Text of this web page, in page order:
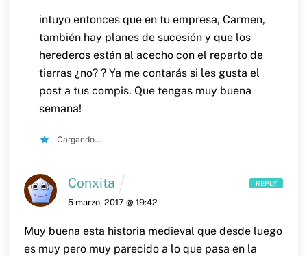
intuyo entonces que en tu empresa, Carmen,
también hay planes de sucesión y que los
herederos están al acecho con el reparto de
tierras ¿no? ? Ya me contarás si les gusta el
post a tus compis. Que tengas muy buena
semana!
Cargando...
Conxita
5 marzo, 2017 @ 19:42
Muy buena esta historia medieval que desde luego
es muy pero muy parecido a lo que pasa en la
REPLY